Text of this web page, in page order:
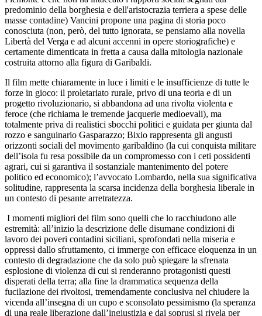
predominio della borghesia e dell'aristocrazia terriera a spese delle
masse contadine) Vancini propone una pagina di storia poco
conosciuta (non, però, del tutto ignorata, se pensiamo alla novella
Libertà del Verga e ad alcuni accenni in opere storiografiche) e
certamente dimenticata in fretta a causa dalla mitologia nazionale
costruita attorno alla figura di Garibaldi.
Il film mette chiaramente in luce i limiti e le insufficienze di tutte le
forze in gioco: il proletariato rurale, privo di una teoria e di un
progetto rivoluzionario, si abbandona ad una rivolta violenta e
feroce (che richiama le tremende jacquerie medioevali), ma
totalmente priva di realistici sbocchi politici e guidata per giunta dal
rozzo e sanguinario Gasparazzo; Bixio rappresenta gli angusti
orizzonti sociali del movimento garibaldino (la cui conquista militare
dell’isola fu resa possibile da un compromesso con i ceti possidenti
agrari, cui si garantiva il sostanziale mantenimento del potere
politico ed economico); l’avvocato Lombardo, nella sua significativa
solitudine, rappresenta la scarsa incidenza della borghesia liberale in
un contesto di pesante arretratezza.
I momenti migliori del film sono quelli che lo racchiudono alle
estremità: all’inizio la descrizione delle disumane condizioni di
lavoro dei poveri contadini siciliani, sprofondati nella miseria e
oppressi dallo sfruttamento, ci immerge con efficace eloquenza in un
contesto di degradazione che da solo può spiegare la sfrenata
esplosione di violenza di cui si renderanno protagonisti questi
disperati della terra; alla fine la drammatica sequenza della
fucilazione dei rivoltosi, tremendamente conclusiva nel chiudere la
vicenda all’insegna di un cupo e sconsolato pessimismo (la speranza
di una reale liberazione dall’ingiustizia e dai soprusi si rivela per